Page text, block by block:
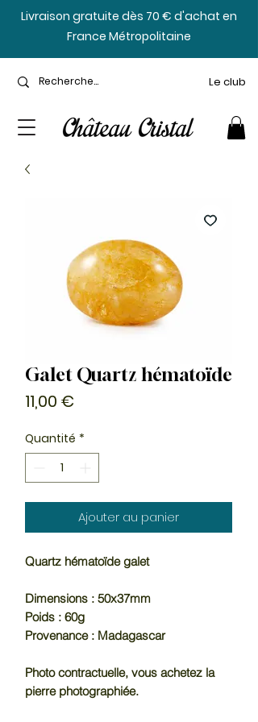
​Livraison gratuite dès 70 € d'achat en
France Métropolitaine
Le club
Galet Quartz hématoïde
11,00 €
Quantité *
Ajouter au panier
Quartz hématoïde galet
Dimensions : 50x37mm
Poids : 60g
Provenance : Madagascar
Photo contractuelle, vous achetez la
pierre photographiée.